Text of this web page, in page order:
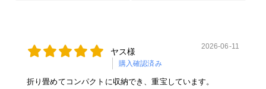
ヤス様
購入確認済み
2026-06-11
折り畳めてコンパクトに収納でき、重宝しています。